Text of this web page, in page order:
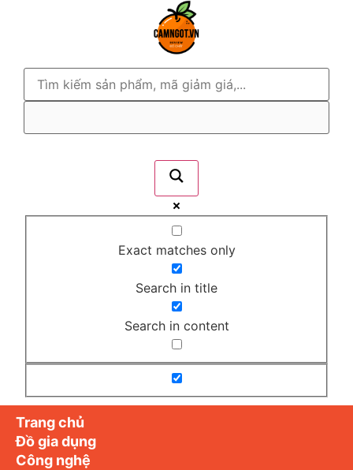
Exact matches only
Search in title
Search in content
Trang chủ
Đồ gia dụng
Công nghệ